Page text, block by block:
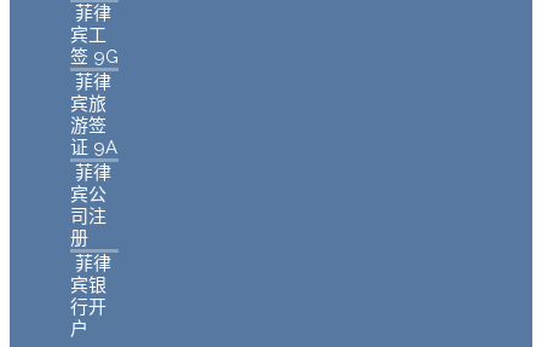
菲律
宾工
签 9G
菲律
宾旅
游签
证 9A
菲律
宾公
司注
册
菲律
宾银
行开
户